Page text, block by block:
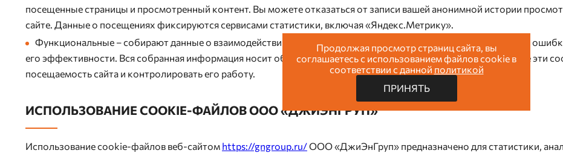
посещенные страницы и просмотренный контент. Вы можете отказаться от записи вашей анонимной истории
сайте. Данные о посещениях фиксируются сервисами статистики, включая «Яндекс.Метрику».
Функциональные – собирают данные о взаимодействии пользователей с сайтом, что помогает обнаруживать
его эффективности. Вся собранная информация носит обобщенный и анонимный характер. Если вы отключите эти
посещаемость сайта и контролировать его работу.
ИСПОЛЬЗОВАНИЕ COOKIE-ФАЙЛОВ ООО «ДЖИЭНГРУП»
Использование cookie-файлов веб-сайтом https://gngroup.ru/ООО «ДжиЭнГруп» предназначено для статистики,
Продолжая просмотр страниц сайта, вы
соглашаетесь с использованием файлов cookie в
соответствии с данной политикой
ПРИНЯТЬ